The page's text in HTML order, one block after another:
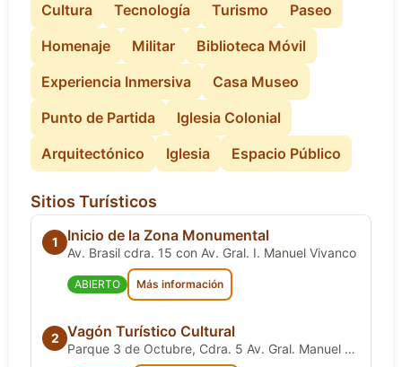
Cultura Tecnología Turismo
Paseo
Homenaje
Militar
Biblioteca Móvil
Experiencia Inmersiva
Casa Museo
Punto de Partida
Iglesia Colonial
Arquitectónico
Iglesia Espacio Público
Sitios Turísticos
1 Inicio de la Zona Monumental
Av. Brasil cdra. 15 con Av. Gral. I. Manuel Vivanco
ABIERTO Más información
2 Vagón Turístico Cultural
Parque 3 de Octubre, Cdra. 5 Av. Gral. Manuel Vivanco